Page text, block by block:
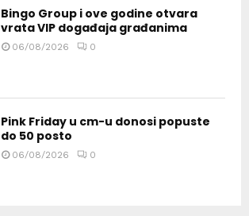
Bingo Group i ove godine otvara
vrata VIP događaja građanima
06/08/2026 0
Pink Friday u cm-u donosi popuste
do 50 posto
06/08/2026 0